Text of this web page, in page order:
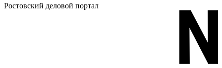
Ростовский деловой портал